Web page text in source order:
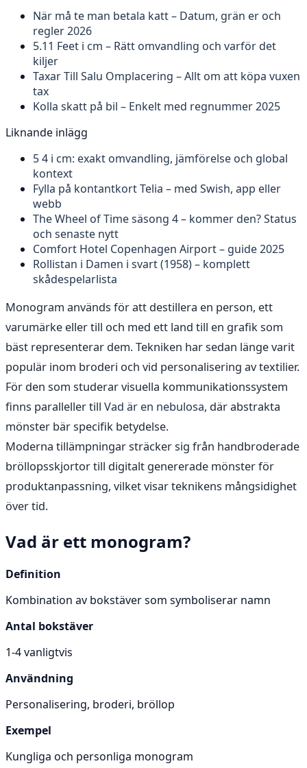
När må te man betala katt – Datum, grän er och
regler 2026
5.11 Feet i cm – Rätt omvandling och varför det
kiljer
Taxar Till Salu Omplacering – Allt om att köpa vuxen
tax
Kolla skatt på bil – Enkelt med regnummer 2025
Liknande inlägg
5 4 i cm: exakt omvandling, jämförelse och global
kontext
Fylla på kontantkort Telia – med Swish, app eller
webb
The Wheel of Time säsong 4 – kommer den? Status
och senaste nytt
Comfort Hotel Copenhagen Airport – guide 2025
Rollistan i Damen i svart (1958) – komplett
skådespelarlista
Monogram används för att destillera en person, ett
varumärke eller till och med ett land till en grafik som
bäst representerar dem. Tekniken har sedan länge varit
populär inom broderi och vid personalisering av textilier.
För den som studerar visuella kommunikationssystem
finns paralleller till Vad är en nebulosa, där abstrakta
mönster bär specifik betydelse.
Moderna tillämpningar sträcker sig från handbroderade
bröllopsskjortor till digitalt genererade mönster för
produktanpassning, vilket visar teknikens mångsidighet
över tid.
Vad är ett monogram?
Definition
Kombination av bokstäver som symboliserar namn
Antal bokstäver
1-4 vanligtvis
Användning
Personalisering, broderi, bröllop
Exempel
Kungliga och personliga monogram